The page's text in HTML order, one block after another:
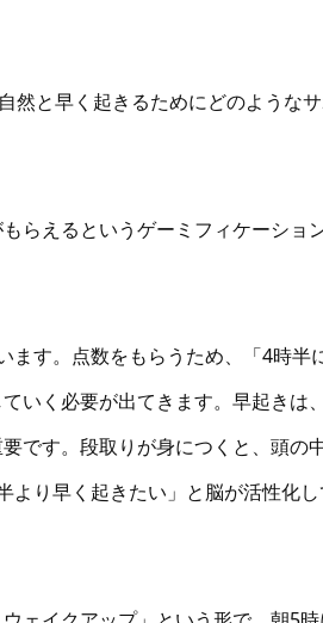
と早く起きるためにどのような
らえるというゲーミフィケーショ
す。点数をもらうため、「4時半
いく必要が出てきます。早起きは
です。段取りが身につくと、頭の
り早く起きたい」と脳が活性化